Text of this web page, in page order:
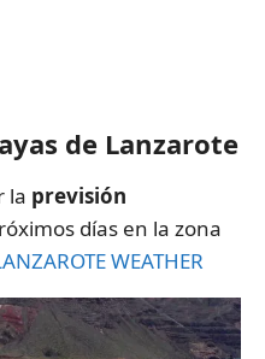
de Lanzarote
la previsión
días en la zona
WEATHER